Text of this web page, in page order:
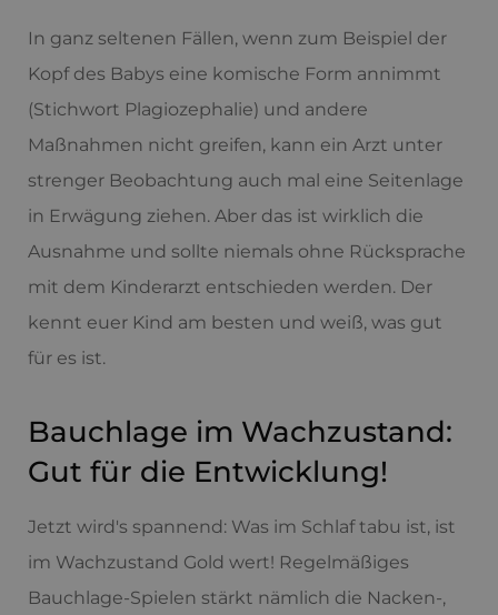
In ganz seltenen Fällen, wenn zum Beispiel der
Kopf des Babys eine komische Form annimmt
(Stichwort Plagiozephalie) und andere
Maßnahmen nicht greifen, kann ein Arzt unter
strenger Beobachtung auch mal eine Seitenlage
in Erwägung ziehen. Aber das ist wirklich die
Ausnahme und sollte niemals ohne Rücksprache
mit dem Kinderarzt entschieden werden. Der
kennt euer Kind am besten und weiß, was gut
für es ist.
Bauchlage im Wachzustand:
Gut für die Entwicklung!
Jetzt wird's spannend: Was im Schlaf tabu ist, ist
im Wachzustand Gold wert! Regelmäßiges
Bauchlage-Spielen stärkt nämlich die Nacken-,